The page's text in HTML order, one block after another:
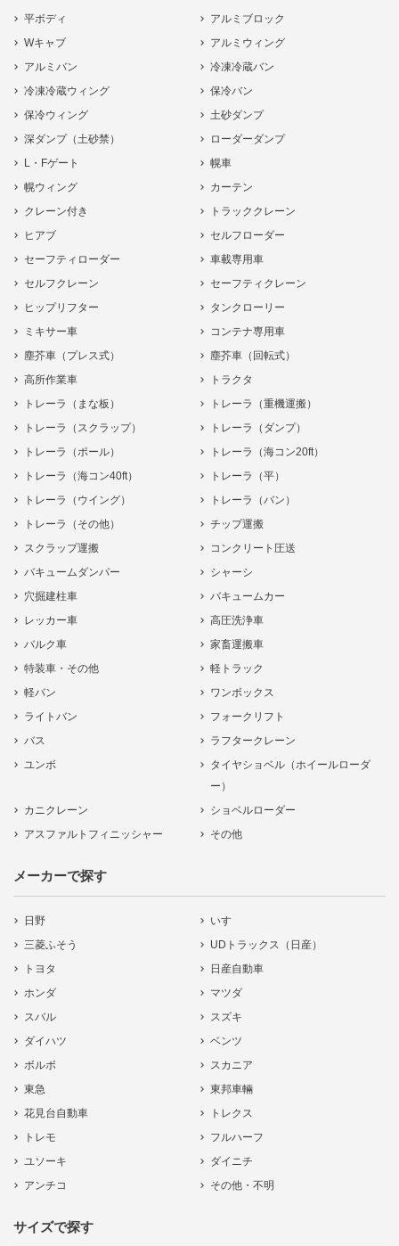
平ボディ
アルミブロック
Wキャブ
アルミウィング
アルミバン
冷凍冷蔵バン
冷凍冷蔵ウィング
保冷バン
保冷ウィング
土砂ダンプ
深ダンプ（土砂禁）
ローダーダンプ
L・Fゲート
幌車
幌ウィング
カーテン
クレーン付き
トラッククレーン
ヒアブ
セルフローダー
セーフティローダー
車載専用車
セルフクレーン
セーフティクレーン
ヒップリフター
タンクローリー
ミキサー車
コンテナ専用車
塵芥車（プレス式）
塵芥車（回転式）
高所作業車
トラクタ
トレーラ（まな板）
トレーラ（重機運搬）
トレーラ（スクラップ）
トレーラ（ダンプ）
トレーラ（ポール）
トレーラ（海コン20ft）
トレーラ（海コン40ft）
トレーラ（平）
トレーラ（ウイング）
トレーラ（バン）
トレーラ（その他）
チップ運搬
スクラップ運搬
コンクリート圧送
バキュームダンパー
シャーシ
穴掘建柱車
バキュームカー
レッカー車
高圧洗浄車
バルク車
家畜運搬車
特装車・その他
軽トラック
軽バン
ワンボックス
ライトバン
フォークリフト
バス
ラフタークレーン
ユンボ
タイヤショベル（ホイールローダ
ー）
カニクレーン
ショベルローダー
アスファルトフィニッシャー
その他
メーカーで探す
日野
いすゞ
三菱ふそう
UDトラックス（日産）
トヨタ
日産自動車
ホンダ
マツダ
スバル
スズキ
ダイハツ
ベンツ
ボルボ
スカニア
東急
東邦車輛
花見台自動車
トレクス
トレモ
フルハーフ
ユソーキ
ダイニチ
アンチコ
その他・不明
サイズで探す